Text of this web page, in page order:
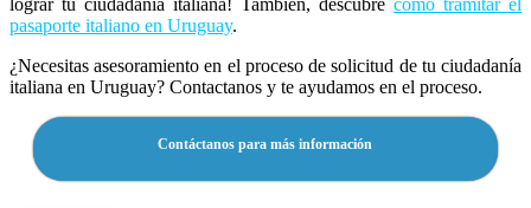
lograr tu ciudadanía italiana! También, descubre cómo tramitar el
pasaporte italiano en Uruguay.
¿Necesitas asesoramiento en el proceso de solicitud de tu ciudadanía
italiana en Uruguay? Contactanos y te ayudamos en el proceso.
Contáctanos para más información